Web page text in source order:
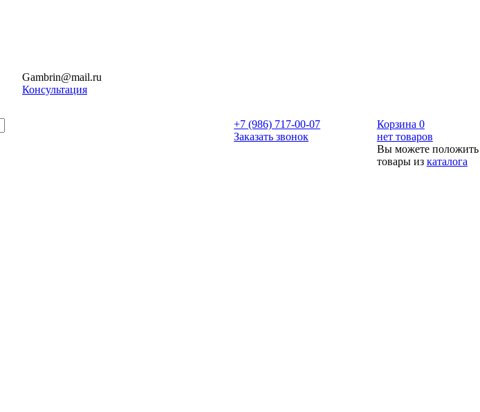
Gambrin@mail.ru
Консультация
+7 (986) 717-00-07
Заказать звонок
Корзина 0
нет товаров
Вы можете положить
товары из каталога